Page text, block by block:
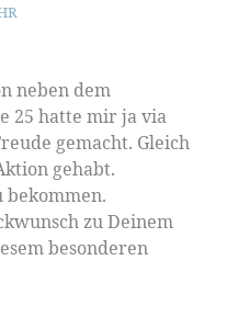
neben dem
25 hatte mir ja via
gemacht. Gleich
gehabt.
bekommen.
zu Deinem
besonderen